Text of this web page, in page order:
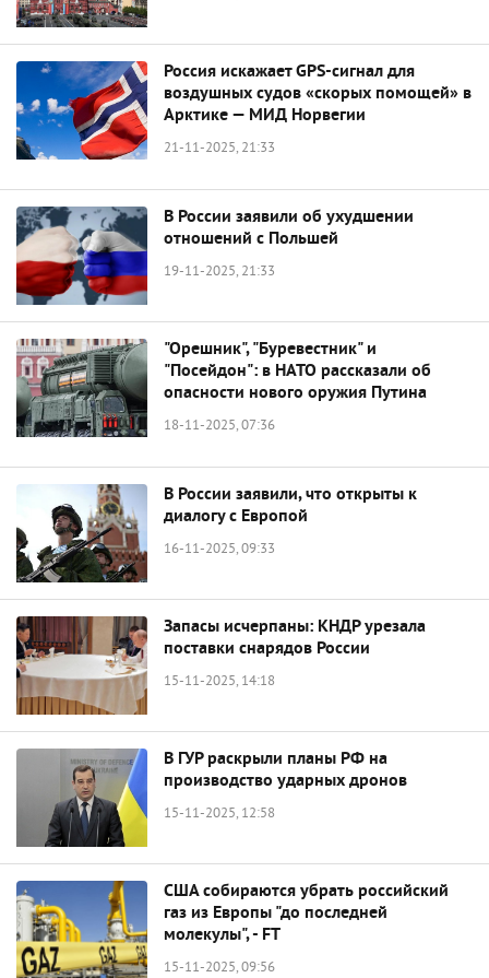
Россия искажает GPS-сигнал для
воздушных судов «скорых помощей» в
Арктике — МИД Норвегии
21-11-2025, 21:33
В России заявили об ухудшении
отношений с Польшей
19-11-2025, 21:33
"Орешник", "Буревестник" и
"Посейдон": в НАТО рассказали об
опасности нового оружия Путина
18-11-2025, 07:36
В России заявили, что открыты к
диалогу с Европой
16-11-2025, 09:33
Запасы исчерпаны: КНДР урезала
поставки снарядов России
15-11-2025, 14:18
В ГУР раскрыли планы РФ на
производство ударных дронов
15-11-2025, 12:58
США собираются убрать российский
газ из Европы "до последней
молекулы", - FT
15-11-2025, 09:56